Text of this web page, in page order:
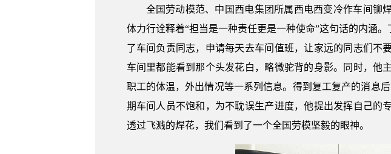
全国劳动模范、中国西电集团所属西电西变冷作车间铆
体力行诠释着“担当是一种责任更是一种使命”这句话的内涵
了车间负责同志，申请每天去车间值班，让家远的同志们
车间里都能看到那个头发花白，略微驼背的身影。同时，他
职工的体温，外出情况等一系列信息。得到复工复产的消息
期车间人员不饱和，为不耽误生产进度，他提出发挥自己的
透过飞溅的焊花，我们看到了一个全国劳模坚毅的眼神。